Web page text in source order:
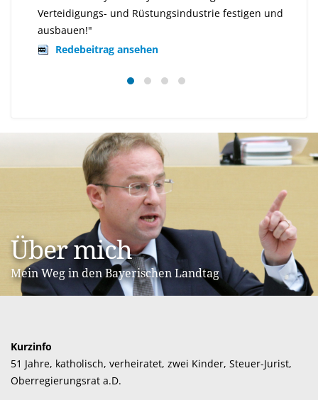
Verteidigungs- und Rüstungsindustrie festigen und
ausbauen!"
Redebeitrag ansehen
Über mich
Mein Weg in den Bayerischen Landtag
Kurzinfo
51 Jahre, katholisch, verheiratet, zwei Kinder, Steuer-Jurist,
Oberregierungsrat a.D.